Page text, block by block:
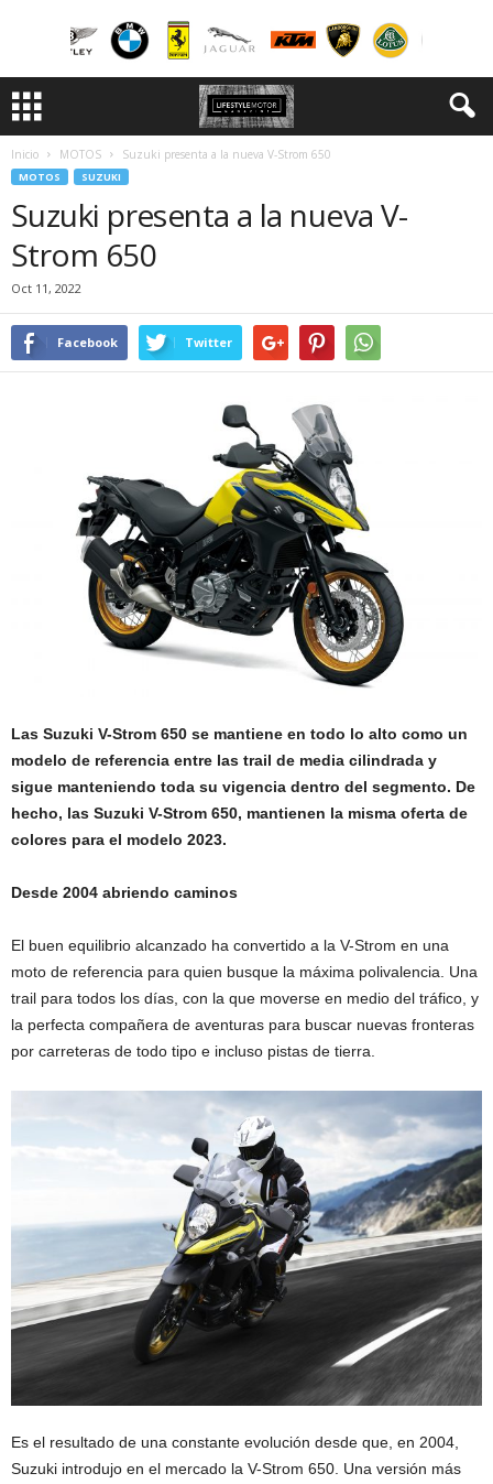
Inicio MOTOS Suzuki presenta a la nueva V-Strom 650
MOTOS SUZUKI
Suzuki presenta a la nueva V-
Strom 650
Oct 11, 2022
Facebook Twitter
Las Suzuki V-Strom 650 se mantiene en todo lo alto como un
modelo de referencia entre las trail de media cilindrada y
sigue manteniendo toda su vigencia dentro del segmento. De
hecho, las Suzuki V-Strom 650, mantienen la misma oferta de
colores para el modelo 2023.
Desde 2004 abriendo caminos
El buen equilibrio alcanzado ha convertido a la V-Strom en una
moto de referencia para quien busque la máxima polivalencia. Una
trail para todos los días, con la que moverse en medio del tráfico, y
la perfecta compañera de aventuras para buscar nuevas fronteras
por carreteras de todo tipo e incluso pistas de tierra.
Es el resultado de una constante evolución desde que, en 2004,
Suzuki introdujo en el mercado la V-Strom 650. Una versión más